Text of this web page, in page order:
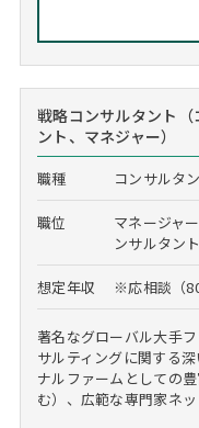
戦略コンサルタント
ント、マネジャー）
職種 コンサルタ
職位
マネージャ
ンサルタン
想定年収 ※応相談（
著名なグローバル大手
サルティングに関する
ナルファームとしての
む）、広範な専門家ネッ